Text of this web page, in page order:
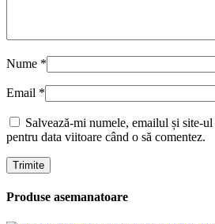
Nume *
Email *
Salvează-mi numele, emailul și site-
pentru data viitoare când o să comentez.
Produse asemanatoare